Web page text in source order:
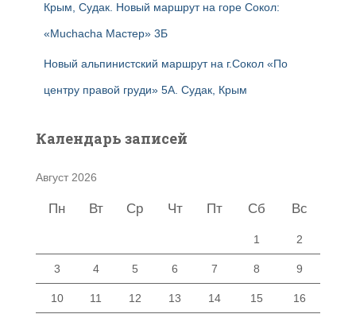
Крым, Судак. Новый маршрут на горе Сокол:
«Muchacha Мастер» 3Б
Новый альпинистский маршрут на г.Сокол «По
центру правой груди» 5А. Судак, Крым
Календарь записей
Август 2026
Пн Вт Ср Чт Пт Сб Вс
1 2
3 4 5 6 7 8 9
10 11 12 13 14 15 16